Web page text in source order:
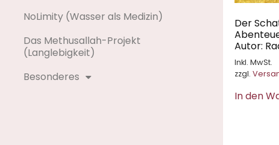
NoLimity (Wasser als Medizin)
Das Methusallah-Projekt
(Langlebigkeit)
Besonderes
Der
Autor:
Inkl. MwSt.
zzgl.
In den